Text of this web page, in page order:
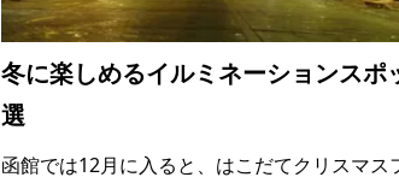
冬に楽しめるイルミネーションスポ
選
函館では12月に入ると、はこだてクリスマス